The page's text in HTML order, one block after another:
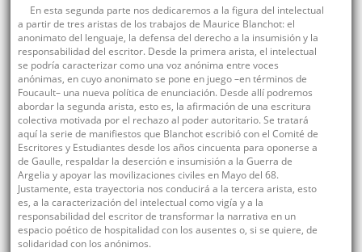
En esta segunda parte nos dedicaremos a la figura del intelectual
a partir de tres aristas de los trabajos de Maurice Blanchot: el
anonimato del lenguaje, la defensa del derecho a la insumisión y la
responsabilidad del escritor. Desde la primera arista, el intelectual
se podría caracterizar como una voz anónima entre voces
anónimas, en cuyo anonimato se pone en juego –en términos de
Foucault– una nueva política de enunciación. Desde allí podremos
abordar la segunda arista, esto es, la afirmación de una escritura
colectiva motivada por el rechazo al poder autoritario. Se tratará
aquí la serie de manifiestos que Blanchot escribió con el Comité de
Escritores y Estudiantes desde los años cincuenta para oponerse a
de Gaulle, respaldar la deserción e insumisión a la Guerra de
Argelia y apoyar las movilizaciones civiles en Mayo del 68.
Justamente, esta trayectoria nos conducirá a la tercera arista, esto
es, a la caracterización del intelectual como vigía y a la
responsabilidad del escritor de transformar la narrativa en un
espacio poético de hospitalidad con los ausentes o, si se quiere, de
solidaridad con los anónimos.